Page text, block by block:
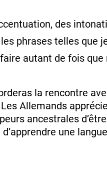
des
phrases telles que
autant de fois
la rencontre
Allemands
ancestrales
une